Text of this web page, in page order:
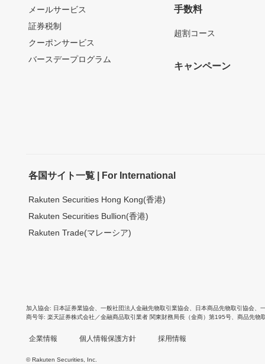
メールサービス
証券税制
クーポンサービス
バースデープログラム
手数料
超割コース
キャンペーン
各国サイト一覧 | For International
Rakuten Securities Hong Kong(香港)
Rakuten Securities Bullion(香港)
Rakuten Trade(マレーシア)
加入協会 日本証券業協会 一般社団法人金融先物取引業協会 日本商品先物取引協会
商号等 楽天証券株式会社／金融商品取引業者 関東財務局長（金商）第195号、商品先物
企業情報 個人情報保護方針 採用情報
© Rakuten Securities, Inc.